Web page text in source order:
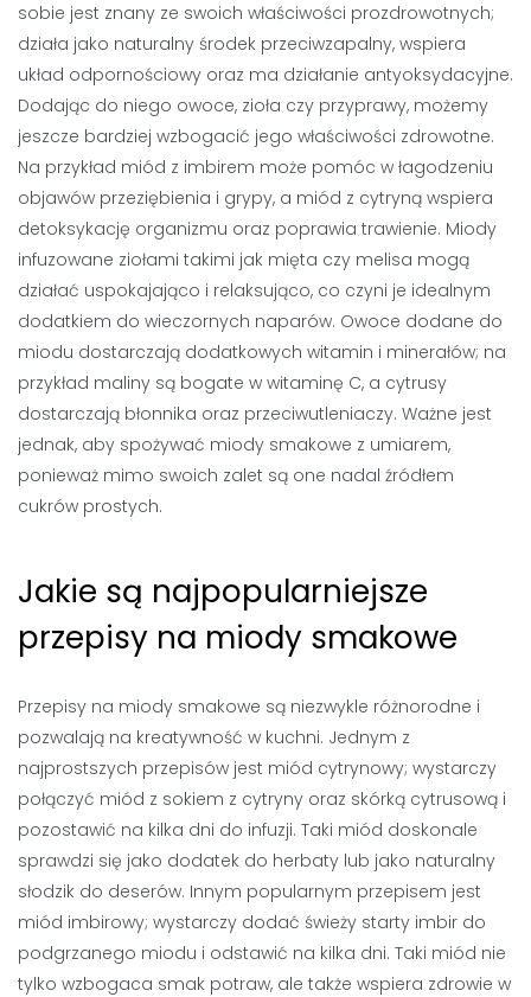
sobie jest znany ze swoich właściwości prozdrowotnych;
działa jako naturalny środek przeciwzapalny, wspiera
układ odpornościowy oraz ma działanie antyoksydacyjne.
Dodając do niego owoce, zioła czy przyprawy, możemy
jeszcze bardziej wzbogacić jego właściwości zdrowotne.
Na przykład miód z imbirem może pomóc w łagodzeniu
objawów przeziębienia i grypy, a miód z cytryną wspiera
detoksykację organizmu oraz poprawia trawienie. Miody
infuzowane ziołami takimi jak mięta czy melisa mogą
działać uspokajająco i relaksująco, co czyni je idealnym
dodatkiem do wieczornych naparów. Owoce dodane do
miodu dostarczają dodatkowych witamin i minerałów; na
przykład maliny są bogate w witaminę C, a cytrusy
dostarczają błonnika oraz przeciwutleniaczy. Ważne jest
jednak, aby spożywać miody smakowe z umiarem,
ponieważ mimo swoich zalet są one nadal źródłem
cukrów prostych.
Jakie są najpopularniejsze
przepisy na miody smakowe
Przepisy na miody smakowe są niezwykle różnorodne i
pozwalają na kreatywność w kuchni. Jednym z
najprostszych przepisów jest miód cytrynowy; wystarczy
połączyć miód z sokiem z cytryny oraz skórką cytrusową i
pozostawić na kilka dni do infuzji. Taki miód doskonale
sprawdzi się jako dodatek do herbaty lub jako naturalny
słodzik do deserów. Innym popularnym przepisem jest
miód imbirowy; wystarczy dodać świeży starty imbir do
podgrzanego miodu i odstawić na kilka dni. Taki miód nie
tylko wzbogaca smak potraw, ale także wspiera zdrowie w